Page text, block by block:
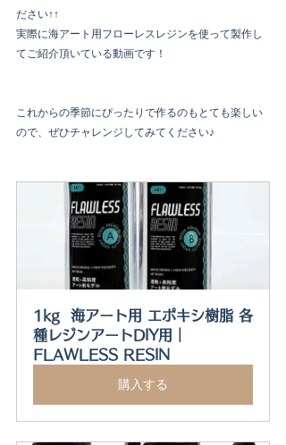
ださい↑↑
実際に海アート用フローレスレジンを使って製作し
てご紹介頂いている動画です！
これからの季節にぴったりで作るのもとても楽しい
ので、ぜひチャレンジしてみてください♪
1kg  海アート用 エポキシ樹脂 各
種レジンアートDIY用｜
FLAWLESS RESIN
購入する